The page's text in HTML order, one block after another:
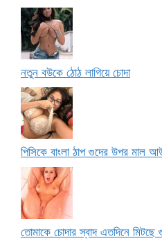
নতুন বউকে ঠোঠ লাগিয়ে চোদা
পিসিকে বাংলা ঠাপ গুদের উপর মাল
তোমাকে চোদার স্বাদ এতদিনে মিটছে